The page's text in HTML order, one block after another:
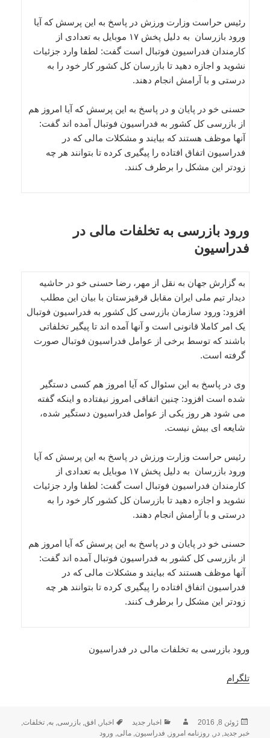
رئیس حراست وزارت ورزش در پاسخ به این پرسش که آیا
ورود بازرسان به دلیل پخش ۱۷ موبایل به تعدادی از
کارمندان فدراسیون فوتبال است گفت: لطفا وارد جزئیات
نشوید و اجازه دهید تا بازرسان کل کشور کار خود را به
درستی و با آرامش انجام دهند.
حسنی خو در پایان و در پاسخ به این پرسش که آیا امروز هم
از بازرسی کل کشور به فدراسیون فوتبال آمده اند گفت:
آنها موظف هستند که بیایند و مشکلات مالی که در
فدراسیون اتفاق افتاده را پیگیری کرده تا بتوانند هر چه
زودتر این مشکل را برطرف کنند.
ورود بازرسی به تخلفات مالی در
فدراسیون
به گزارش جهان به نقل از مهر، رضا حسنی خو در حاشیه
دیدار تیم ملی ایران مقابل قرقیزستان با بیان این مطلب
افزود: ورود سازمان بازرسی کل کشور به فدراسیون فوتبال
یک امر کاملا قانونی است و آنها آمده اند تا پیگیر تخلفاتی
باشند که توسط برخی از عوامل فدراسیون فوتبال صورت
گرفته است.
وی در پاسخ به این سئوال که آیا امروز هم کسی دستگیر
شده است افزود: چنین اتفاقی امروز نیفتاده و اینکه گفته
می شود هر روز یکی از عوامل فدراسیون دستگیر شده،
شایعه ای بیش نیست.
رئیس حراست وزارت ورزش در پاسخ به این پرسش که آیا
ورود بازرسان به دلیل پخش ۱۷ موبایل به تعدادی از
کارمندان فدراسیون فوتبال است گفت: لطفا وارد جزئیات
نشوید و اجازه دهید تا بازرسان کل کشور کار خود را به
درستی و با آرامش انجام دهند.
حسنی خو در پایان و در پاسخ به این پرسش که آیا امروز هم
از بازرسی کل کشور به فدراسیون فوتبال آمده اند گفت:
آنها موظف هستند که بیایند و مشکلات مالی که در
فدراسیون اتفاق افتاده را پیگیری کرده تا بتوانند هر چه
زودتر این مشکل را برطرف کنند.
ورود بازرسی به تخلفات مالی در فدراسیون
تلگرام
ارسال
شده
ژوئن 8, 2016 نویسندهدسته‌ها
اخبار جدید برچسب‌ها
اخبار, افق,بازرسی,به,تخلفات,
خبر جدید,در, روزنامه امروز, فدراسیون,مالی, ورود